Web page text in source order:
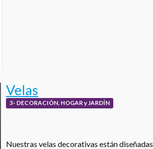
Velas
3- DECORACIÓN, HOGAR y JARDÍN
Nuestras velas decorativas están